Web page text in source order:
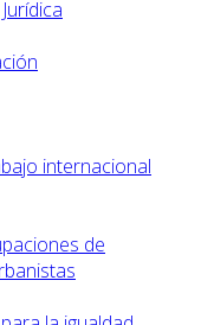
internacional
de